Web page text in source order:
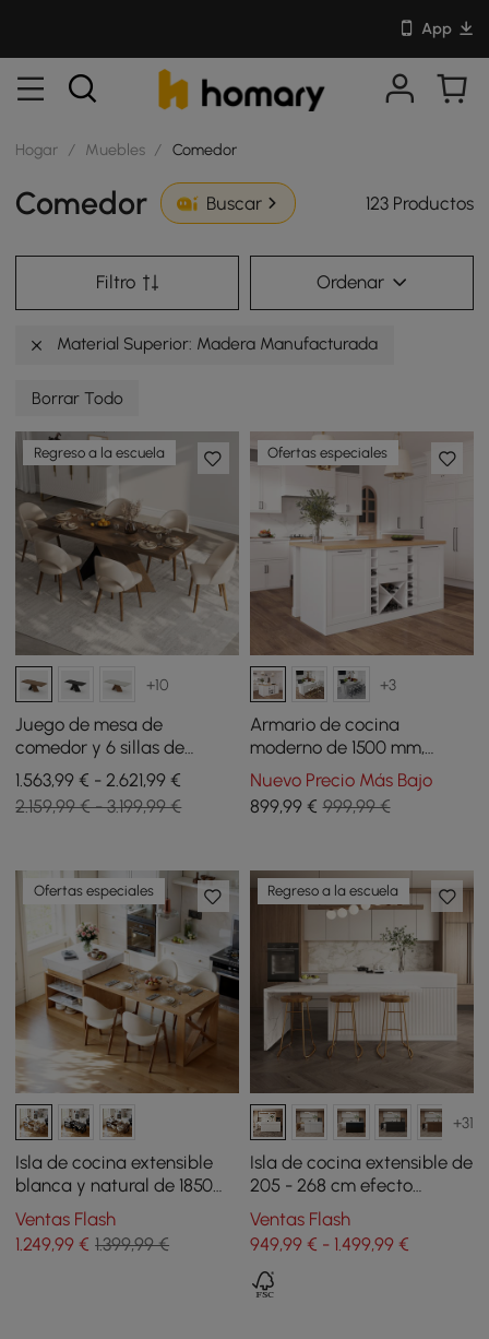
App
Hogar / Muebles / Comedor
Comedor Buscar 123 Productos
Filtro Ordenar
Material Superior: Madera Manufacturada
Borrar Todo
Regreso a la escuela
+10
Juego de mesa de
comedor y 6 sillas de
comedor de nogal de 1600
mm a 2000 mm
1.563,99 € - 2.621,99 €
2.159,99 € - 3.199,99 €
Ofertas especiales
+3
Armario de cocina
moderno de 1500 mm,
natural y blanco, con
almacenamiento de vino
Nuevo Precio Más Bajo
899,99€ 999,99 €
Ofertas especiales
Isla de cocina extensible
blanca y natural de 1850
mm-2350 mm con armario
de cocina de
almacenamiento
Ventas Flash
1.249,99 € 1.399,99 €
Regreso a la escuela
+31
Isla de cocina extensible de
205 - 268 cm efecto
mármol con puertas y
cajones blanco
Ventas Flash
949,99 € - 1.499,99 €